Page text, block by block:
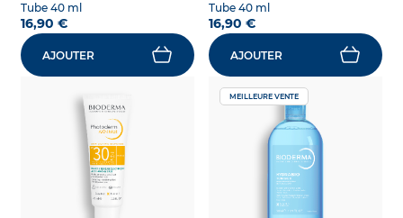
Tube 40 ml
16,90 €
AJOUTER
Tube 40 ml
16,90 €
AJOUTER
MEILLEURE VENTE